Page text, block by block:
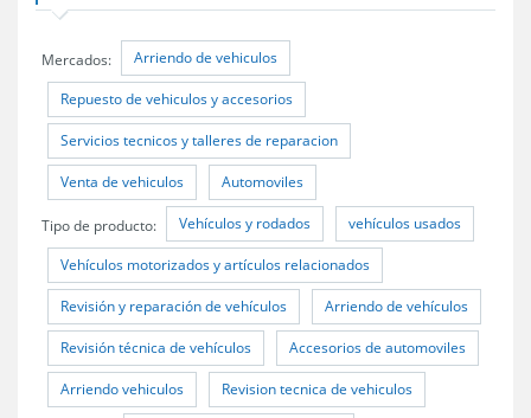
Mercados: Arriendo de vehiculos
Repuesto de vehiculos y accesorios
Servicios tecnicos y talleres de reparacion
Venta de vehiculos Automoviles
Tipo de producto: Vehículos y rodados vehículos usados
Vehículos motorizados y artículos relacionados
Revisión y reparación de vehículos Arriendo de vehículos
Revisión técnica de vehículos Accesorios de automoviles
Arriendo vehiculos Revision tecnica de vehiculos